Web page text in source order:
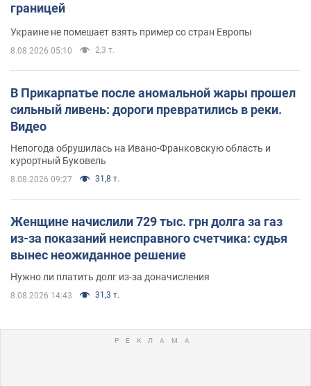
границей
Украине не помешает взять пример со стран Европы
8.08.2026 05:10 2,3 т.
В Прикарпатье после аномальной жары прошел
сильный ливень: дороги превратились в реки.
Видео
Непогода обрушилась на Ивано-Франковскую область и
курортный Буковель
8.08.2026 09:27 31,8 т.
Женщине начислили 729 тыс. грн долга за газ
из-за показаний неисправного счетчика: судья
вынес неожиданное решение
Нужно ли платить долг из-за доначисления
8.08.2026 14:43 31,3 т.